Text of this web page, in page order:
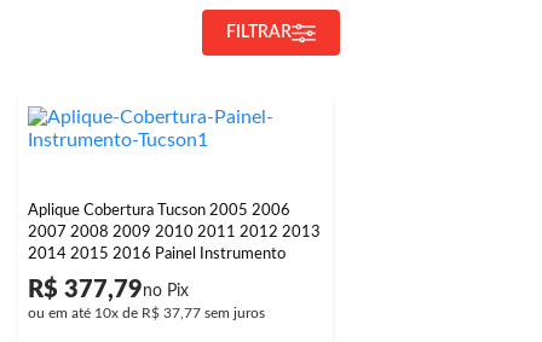
FILTRAR
Aplique Cobertura Tucson 2005 2006
2007 2008 2009 2010 2011 2012 2013
2014 2015 2016 Painel Instrumento
R$ 377,79
ou em até 10x de R$ 37,77 sem juros